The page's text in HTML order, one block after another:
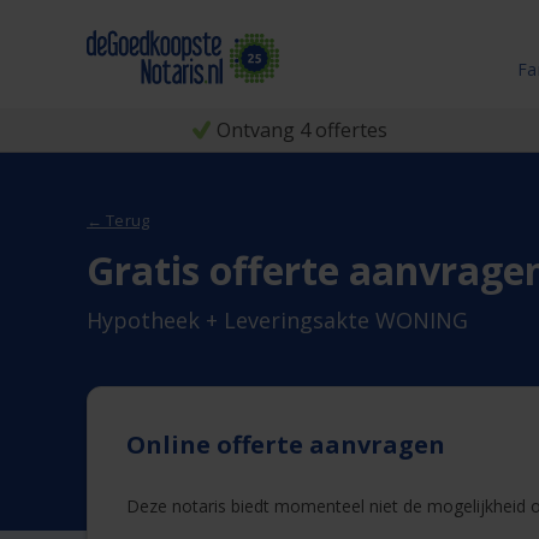
Ontvang 4 offertes
← Terug
Gratis offerte
Hypotheek + Leveringsakte WONING
Online offerte aanvragen
Deze notaris biedt momenteel niet de mogelijkheid